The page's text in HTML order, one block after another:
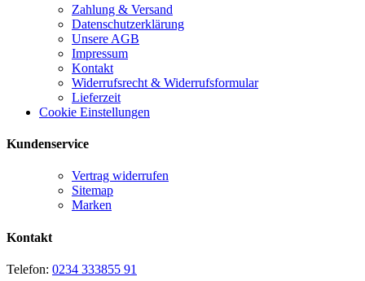
Zahlung & Versand
Datenschutzerklärung
Unsere AGB
Impressum
Kontakt
Widerrufsrecht & Widerrufsformular
Lieferzeit
Cookie Einstellungen
Kundenservice
Vertrag widerrufen
Sitemap
Marken
Kontakt
Telefon: 0234 333855 91